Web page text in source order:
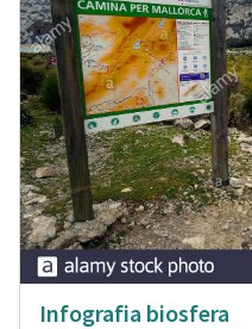
Infografia biosfera